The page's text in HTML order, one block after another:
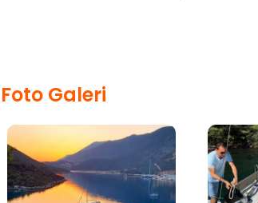
Foto Galeri